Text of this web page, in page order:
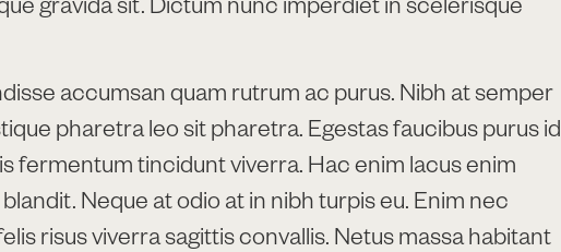
accumsan quam rutrum ac purus. Nibh at semper
pharetra leo sit pharetra. Egestas faucibus purus id
fermentum tincidunt viverra. Hac enim lacus enim
Neque at odio at in nibh turpis eu. Enim nec
risus viverra sagittis convallis. Netus massa habitant